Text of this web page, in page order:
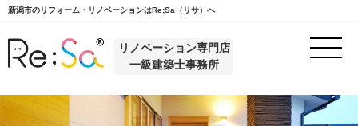
新潟市のリフォーム・リノベーションはRe;Sa（リサ）へ
リノベーション専門店
一級建築士事務所